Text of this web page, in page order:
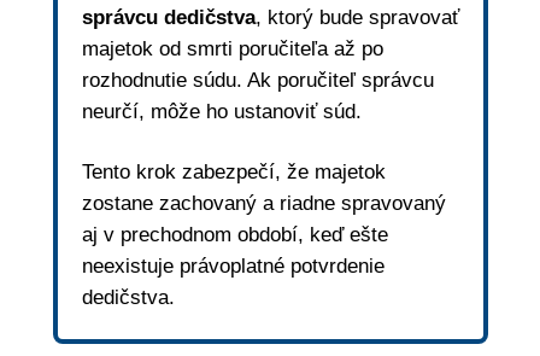
správcu dedičstva, ktorý bude spravovať
majetok od smrti poručiteľa až po
rozhodnutie súdu. Ak poručiteľ správcu
neurčí, môže ho ustanoviť súd.
Tento krok zabezpečí, že majetok
zostane zachovaný a riadne spravovaný
aj v prechodnom období, keď ešte
neexistuje právoplatné potvrdenie
dedičstva.